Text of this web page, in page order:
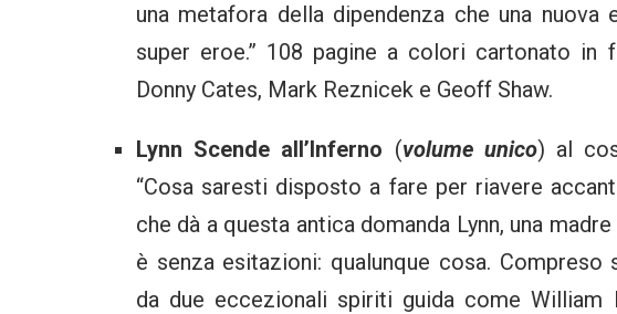
una metafora della dipendenza che una
super eroe.” 108 pagine a colori cartonato in
Donny Cates, Mark Reznicek e Geoff Shaw.
Lynn Scende all’Inferno (volume unico) al
“Cosa saresti disposto a fare per riavere
che dà a questa antica domanda Lynn, una
è senza esitazioni: qualunque cosa. Compreso
da due eccezionali spiriti guida come William